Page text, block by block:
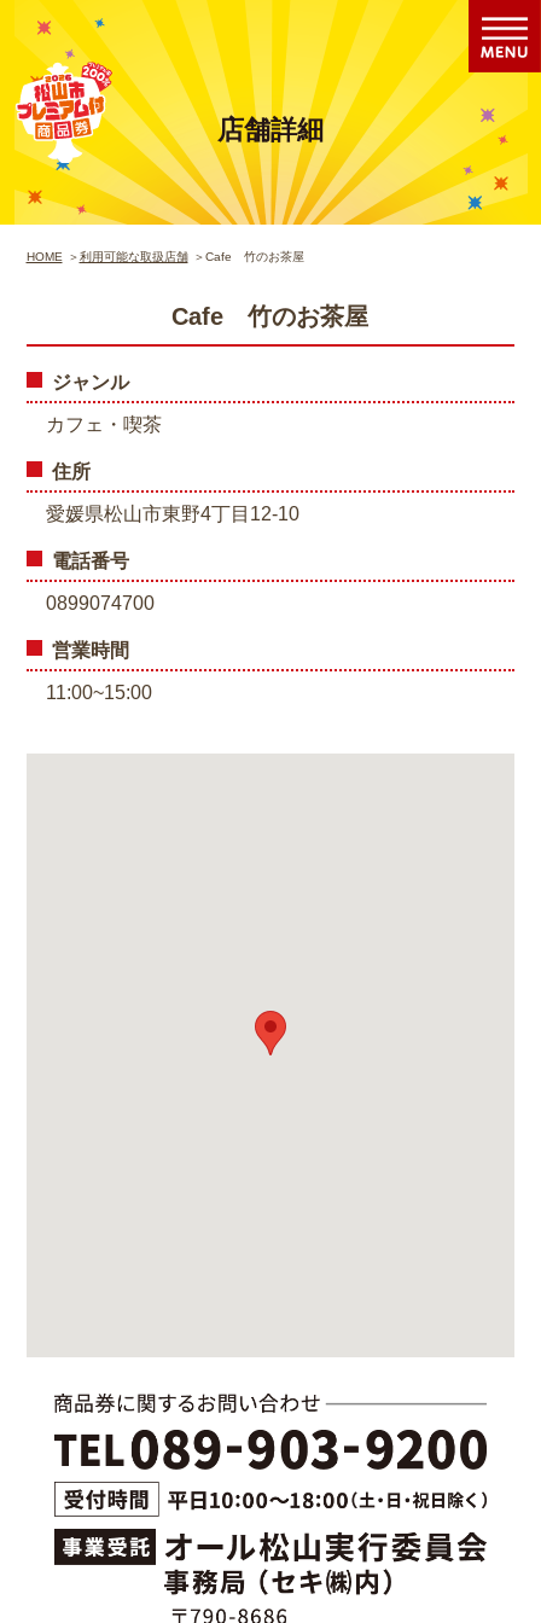
店舗詳細
HOME 利用可能な取扱店舗 Cafe 竹のお茶屋
Cafe 竹のお茶屋
ジャンル
カフェ・喫茶
住所
愛媛県松山市東野4丁目12-10
電話番号
0899074700
営業時間
11:00~15:00